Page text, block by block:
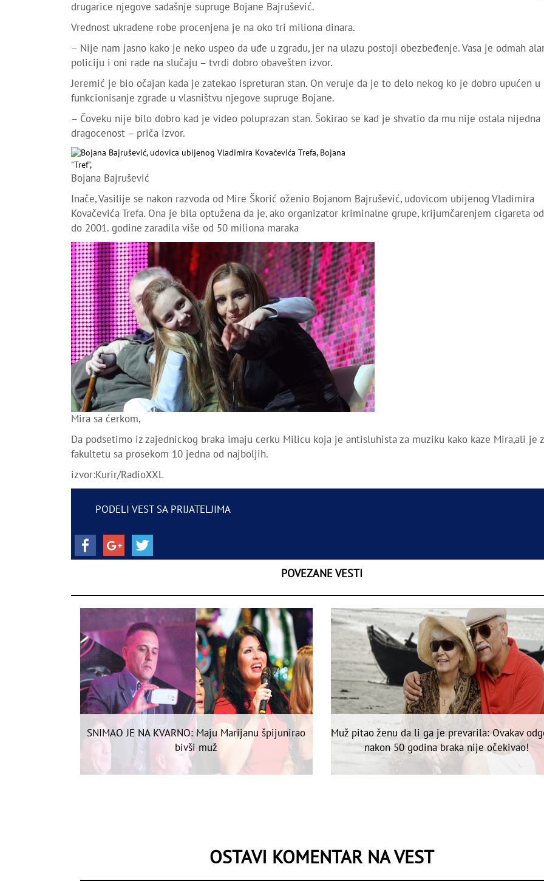
drugarice njegove sadašnje supruge Bojane Bajrušević.
Vrednost ukradene robe procenjena je na oko tri miliona dinara.
– Nije nam jasno kako je neko uspeo da uđe u zgradu, jer na ulazu postoji obezbeđenje. Vasa je odmah
policiju i oni rade na slučaju – tvrdi dobro obavešten izvor.
Jeremić je bio očajan kada je zatekao ispreturan stan. On veruje da je to delo nekog ko je dobro upućen u
funkcionisanje zgrade u vlasništvu njegove supruge Bojane.
– Čoveku nije bilo dobro kad je video poluprazan stan. Šokirao se kad je shvatio da mu nije ostala nijedna
dragocenost – priča izvor.
Bojana Bajrušević
Inače, Vasilije se nakon razvoda od Mire Škorić oženio Bojanom Bajrušević, udovicom ubijenog Vladimira
Kovačevića Trefa. Ona je bila optužena da je, ako organizator kriminalne grupe, krijumčarenjem cigareta
do 2001. godine zaradila više od 50 miliona maraka
Mira sa ćerkom,
Da podsetimo iz zajednickog braka imaju cerku Milicu koja je antisluhista za muziku kako kaze Mira,ali je
fakultetu sa prosekom 10 jedna od najboljih.
izvor:Kurir/RadioXXL
PODELI VEST SA PRIJATELJIMA
POVEZANE VESTI
SNIMAO JE NA KVARNO: Maju Marijanu špijunirao
bivši muž
Muž pitao ženu da li ga je prevarila: Ovakav
nakon 50 godina braka nije očekivao!
OSTAVI KOMENTAR NA VEST